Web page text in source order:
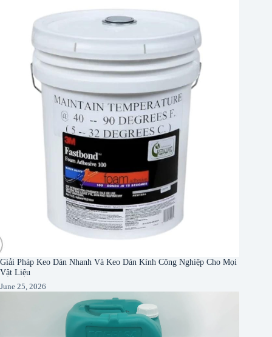
Giải Pháp Keo Dán Nhanh Và Keo Dán Kính Công Nghiệp Cho Mọi
Vật Liệu
June 25, 2026